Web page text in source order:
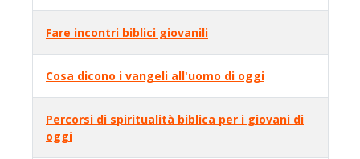
Fare incontri biblici giovanili
Cosa dicono i vangeli all'uomo di oggi
Percorsi di spiritualità biblica per i giovani di
oggi